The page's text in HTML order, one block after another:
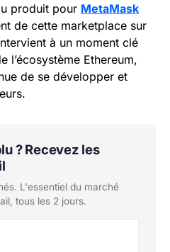
produit pour MetaMask
de cette marketplace sur
à un moment clé
l’écosystème Ethereum,
de se développer et
? Recevez les
L'essentiel du marché
tous les 2 jours.